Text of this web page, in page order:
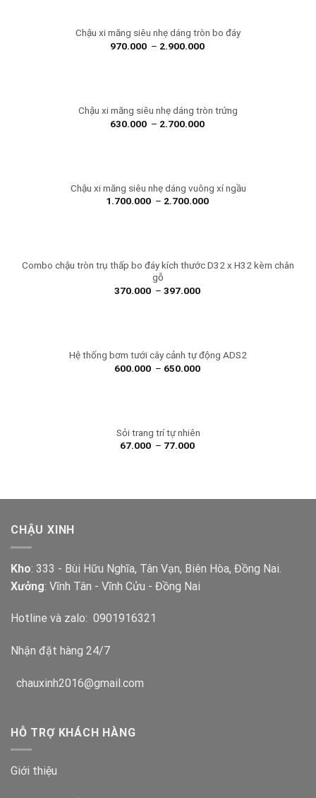
Chậu xi măng siêu nhẹ dáng tròn bo đáy
970.000 – 2.900.000
Chậu xi măng siêu nhẹ dáng tròn trứng
630.000 – 2.700.000
Chậu xi măng siêu nhẹ dáng vuông xí ngầu
1.700.000 – 2.700.000
Combo chậu tròn trụ thấp bo đáy kích thước D32 x H32 kèm chân
gỗ
370.000 – 397.000
Hệ thống bơm tưới cây cảnh tự động ADS2
600.000 – 650.000
Sỏi trang trí tự nhiên
67.000 – 77.000
CHẬU XINH
Kho: 333 - Bùi Hữu Nghĩa, Tân Vạn, Biên Hòa, Đồng Nai.
Xưởng: Vĩnh Tân - Vĩnh Cửu - Đồng Nai
Hotline và zalo: 0901916321
Nhận đặt hàng 24/7
chauxinh2016@gmail.com
HỖ TRỢ KHÁCH HÀNG
Giới thiệu